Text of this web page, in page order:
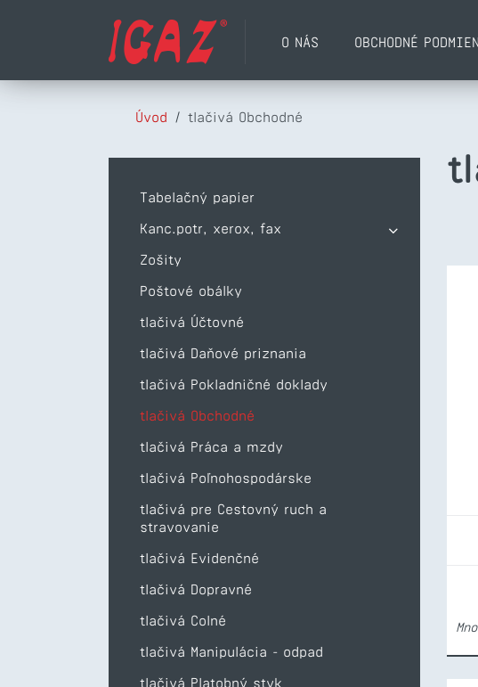
O NÁS OBCHODNÉ
Úvod
/ tlačivá Obchodné
Tabelačný papier
Kanc.potr, xerox, fax
Zošity
Poštové obálky
tlačivá Účtovné
tlačivá Daňové priznania
tlačivá Pokladničné doklady
tlačivá Obchodné
tlačivá Práca a mzdy
tlačivá Poľnohospodárske
tlačivá pre Cestovný ruch a
stravovanie
tlačivá Evidenčné
tlačivá Dopravné
tlačivá Colné
tlačivá Manipulácia - odpad
tlačivá Platobný styk